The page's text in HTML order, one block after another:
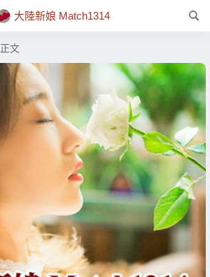
大陸新娘 Match1314
正文